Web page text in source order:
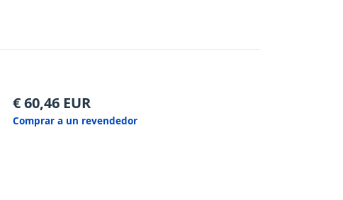
€60,46 EUR
Comprar a un revendedor